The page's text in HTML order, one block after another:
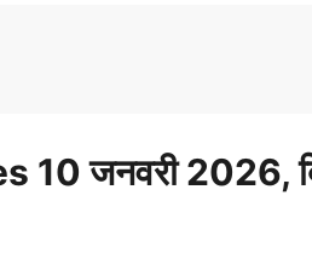
जनवरी 2026,